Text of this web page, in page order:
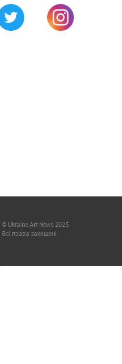
© Ukraine Art News 2025
Всі права захищені